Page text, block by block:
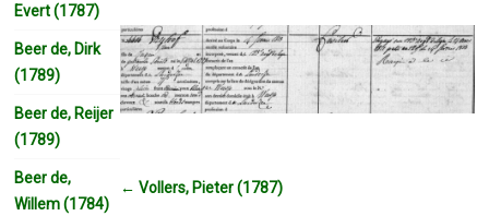
← Vollers, Pieter (1787)
Evert (1787)
Beer de, Dirk
(1789)
Beer de, Reijer
(1789)
Beer de,
Willem (1784)